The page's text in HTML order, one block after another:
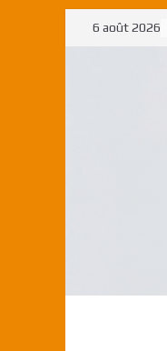
Passer6 août 2026